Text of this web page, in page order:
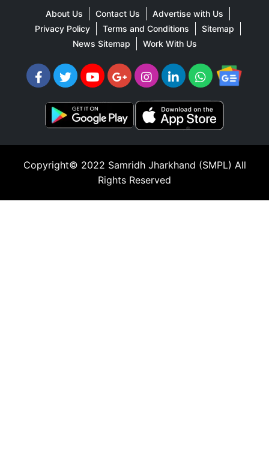
About Us Contact Us
Advertise with Us
Privacy Policy
Terms and Conditions
Sitemap
News Sitemap
Work With Us
Copyright© 2022 Samridh Jharkhand (SMPL) All
Rights Reserved